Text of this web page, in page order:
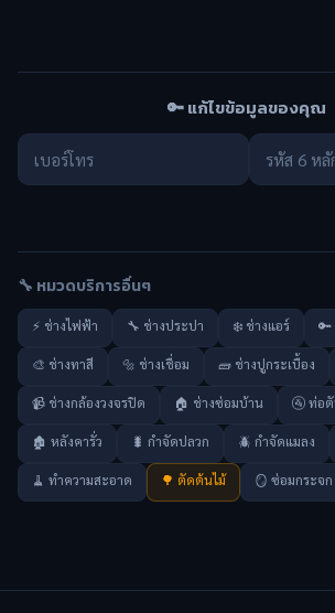
🔑 แก้ไขข้อมูลของคุณ
🔧 หมวดบริการอื่นๆ
⚡ ช่างไฟฟ้า 🔧 ช่างประปา ❄️ ช่างแอร์
🎨 ช่างทาสี 🔩 ช่างเชื่อม 🧱 ช่างปูกระเบื้อง
📹 ช่างกล้องวงจรปิด 🏠 ช่างซ่อมบ้าน 🚰 ท่อ
🏚️ หลังคารั่ว 🐛 กำจัดปลวก 🪲 กำจัดแมลง
🧹 ทำความสะอาด 🌳 ตัดต้นไม้ 🪞 ซ่อมกระจก